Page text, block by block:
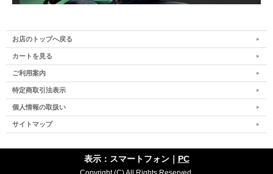
お店のトップへ戻る
カートを見る
ご利用案内
特定商取引法表示
個人情報の取扱い
サイトマップ
表示：スマートフォン｜ PC